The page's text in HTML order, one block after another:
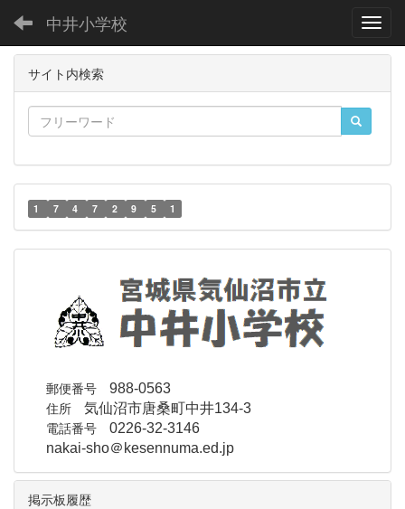
中井小学校
サイト内検索
1 7 4 7 2 9 5 1
郵便番号 988-0563
住所 気仙沼市唐桑町中井134-3
電話番号 0226-32-3146
nakai-sho＠kesennuma.ed.jp
掲示板履歴